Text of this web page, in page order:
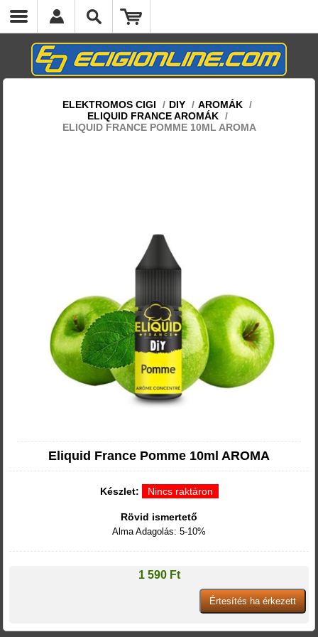
ELEKTROMOS CIGI / DIY / AROMÁK /
ELIQUID FRANCE AROMÁK /
ELIQUID FRANCE POMME 10ML AROMA
Eliquid France Pomme 10ml AROMA
Készlet: Nincs raktáron
Rövid ismertető
Alma Adagolás: 5-10%
1 590 Ft